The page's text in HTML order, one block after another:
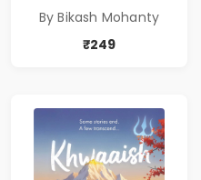
By Bikash Mohanty
₹249